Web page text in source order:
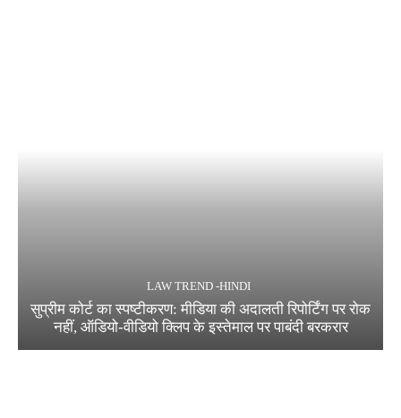
LAW TREND -HINDI
सुप्रीम कोर्ट का स्पष्टीकरण: मीडिया की अदालती रिपोर्टिंग पर रोक
नहीं, ऑडियो-वीडियो क्लिप के इस्तेमाल पर पाबंदी बरकरार